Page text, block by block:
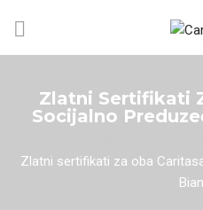
Zlatni Sertifikati
Socijalno
Zlatni sertifikati za oba